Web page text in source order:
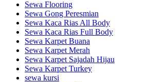
Sewa Flooring
Sewa Gong Peresmian
Sewa Kaca Rias All Body
Sewa Kaca Rias Full Body
Sewa Karpet Buana
Sewa Karpet Merah
Sewa Karpet Sajadah Hijau
Sewa Karpet Turkey
sewa kursi